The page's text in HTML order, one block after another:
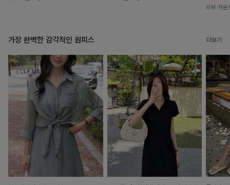
리뷰 카운
가장 완벽한 감각적인 원피스 더보기